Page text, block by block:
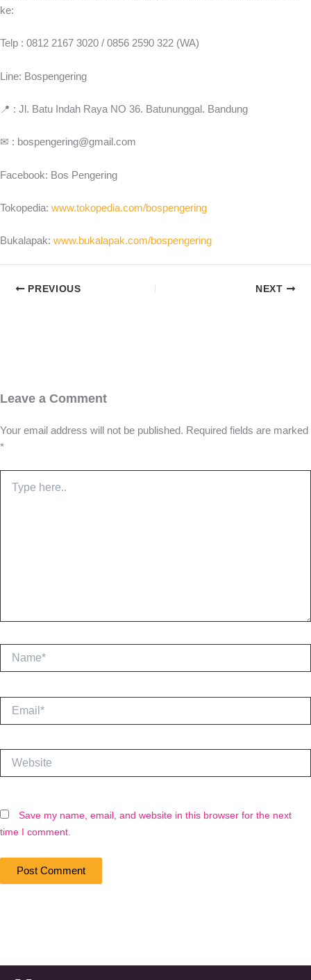
ke:
Telp : 0812 2167 3020 / 0856 2590 322 (WA)
Line: Bospengering
📍 : Jl. Batu Indah Raya NO 36. Batununggal. Bandung
✉ : bospengering@gmail.com
Facebook: Bos Pengering
Tokopedia: www.tokopedia.com/bospengering
Bukalapak: www.bukalapak.com/bospengering
PREVIOUS NEXT
Leave a Comment
Your email address will not be published. Required fields are marked
*
here..
Name*
Website
Save my name, email, and website in this browser for the next
time I comment.